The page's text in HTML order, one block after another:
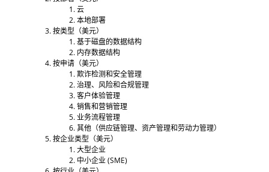
云
本地部署
按类型（美元）
基于磁盘的数据结构
内存数据结构
按申请（美元）
欺诈检测和安全管理
治理、风险和合规管理
客户体验管理
销售和营销管理
业务流程管理
其他（供应链管理、资产管理和劳动力管理）
按企业类型（美元）
大型企业
中小企业 (SME)